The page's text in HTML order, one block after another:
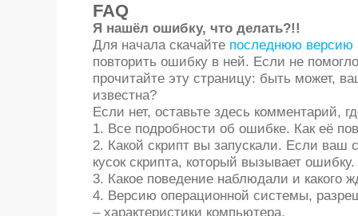
FAQ
Я нашёл ошибку, что делать?!!
Для начала скачайте последнюю версию
повторить ошибку в ней. Если не
прочитайте эту страницу: быть может,
известна?
Если нет, оставьте здесь комментарий,
1. Все подробности об ошибке. Как её
2. Какой скрипт вы запускали. Если ваш
кусок скрипта, который вызывает ошибку.
3. Какое поведение наблюдали и какого
4. Версию операционной системы,
– характеристики компьютера.